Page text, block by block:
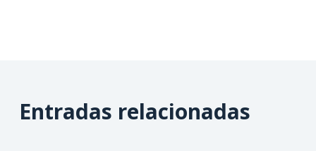
Entradas relacionadas